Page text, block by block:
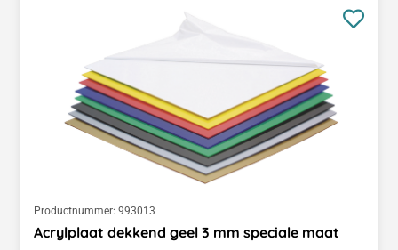
Productnummer: 993013
Acrylplaat dekkend geel 3 mm speciale maat